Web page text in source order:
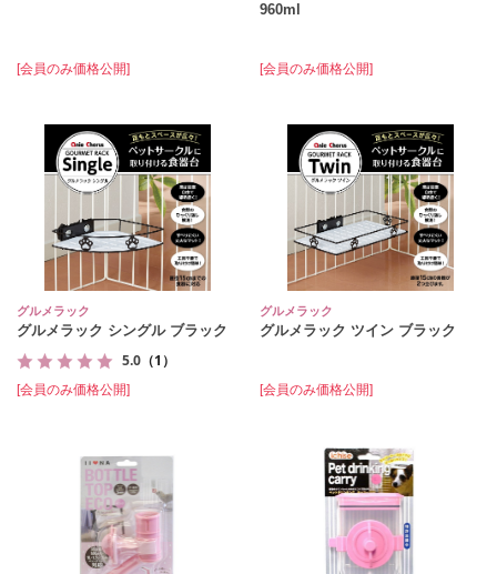
[会員のみ価格公開]
960ml
[会員のみ価格公開]
グルメラック
グルメラック シングル ブラック
5.0 （1）
[会員のみ価格公開]
グルメラック
グルメラック ツイン ブラック
[会員のみ価格公開]